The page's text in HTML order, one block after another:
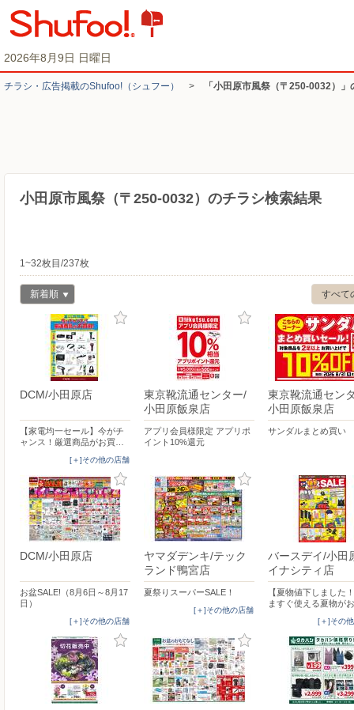
2026年8月9日 日曜日
チラシ・​広告掲載の​Shufoo!​（シュフー） > 「小田原市風祭（〒250-0032）
小田原市風祭（〒250-0032）のチラシ検索結果
1~32枚目/237枚
すべて
新着順
DCM/小田原店
【家電均一セール】今がチ
ャンス！厳選商品がお買…
[＋]その他の店舗
東京靴流通センター/
小田原飯泉店
アプリ会員様限定 アプリポ
イント10%還元
東京靴流通セン
小田原飯泉店
サンダルまとめ買い
DCM/小田原店
お盆SALE!（8月6日～8月17
日）
[＋]その他の店舗
ヤマダデンキ/テック
ランド鴨宮店
夏祭りスーパーSALE！
[＋]その他の店舗
バースデイ/小田
イナシティ店
【夏物値下しました
ますぐ使える夏物が
[＋]その